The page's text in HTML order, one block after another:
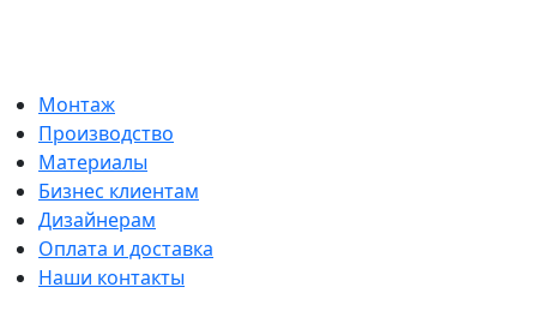
Монтаж
Производство
Материалы
Бизнес клиентам
Дизайнерам
Оплата и доставка
Наши контакты